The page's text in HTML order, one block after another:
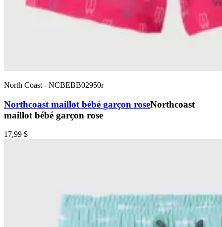
North Coast - NCBEBB02950r
Northcoast maillot bébé garçon roseNorthcoast
maillot bébé garçon rose
17,99 $